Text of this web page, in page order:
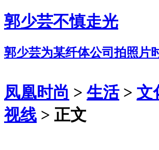
郭少芸不慎走光
郭少芸为某纤体公司拍照片
凤凰时尚 >生活> 文
视线 > 正文